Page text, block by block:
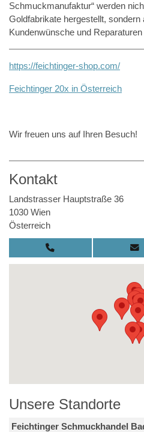
Schmuckmanufaktur“ werden
Goldfabrikate hergestellt, sondern
Kundenwünsche und
https://feichtinger-shop.com/
Feichtinger 20x in Österreich
Wir freuen uns auf Ihren Besuch!
Kontakt
Landstrasser Hauptstraße 36
1030 Wien
Österreich
Unsere Standorte
Feichtinger Schmuckhandel